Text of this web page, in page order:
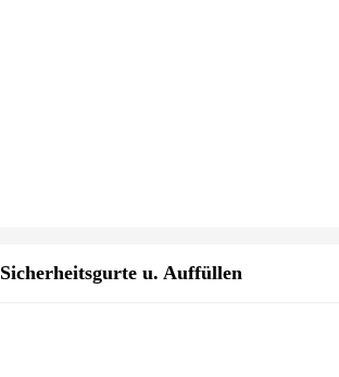
Sicherheitsgurte u. Auffüllen